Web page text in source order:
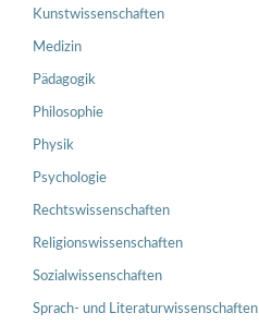
Kunstwissenschaften
Medizin
Pädagogik
Philosophie
Physik
Psychologie
Rechtswissenschaften
Religionswissenschaften
Sozialwissenschaften
Sprach- und Literaturwissenschaften